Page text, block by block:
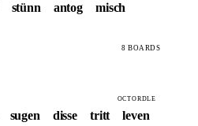
stünn antog
misch
8 BOARDS
OCTORDLE
sugen disse tritt
leven